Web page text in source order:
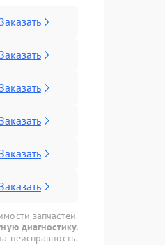
запчастей.
диагностику.
неисправность.